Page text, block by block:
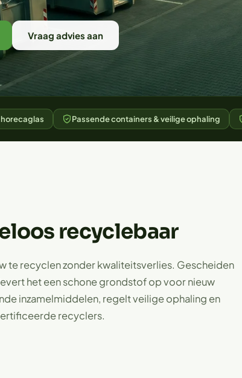
Vraag advies aan
Passende containers & veilige ophaling
recyclebaar
te recyclen zonder kwaliteitsverlies. Gescheiden
het een schone grondstof op voor nieuw
inzamelmiddelen, regelt veilige ophaling en
recyclers.